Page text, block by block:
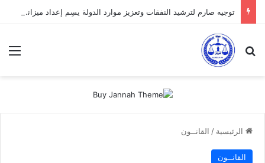
توجيه صارم لترشيد النفقات وتعزيز موارد الدولة يسِم إعداد ميزانية 2027
بحث عن
الرئيسية / القانــون
القانــون